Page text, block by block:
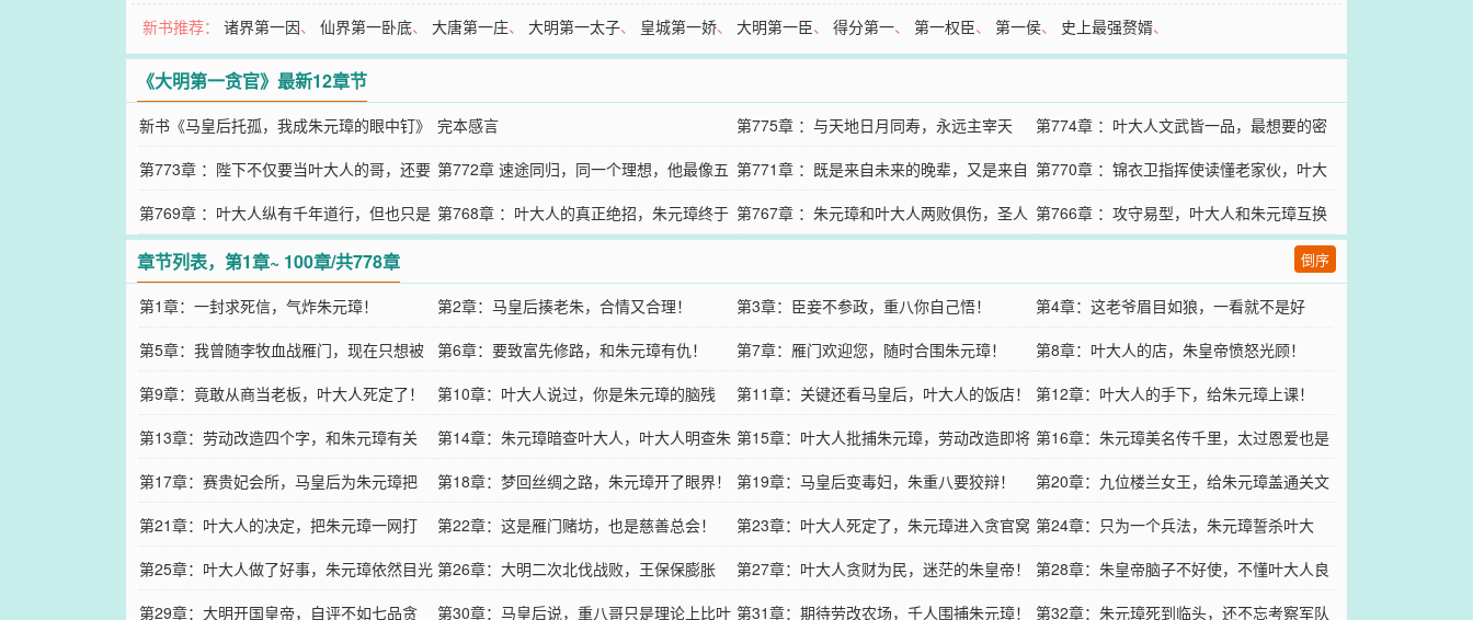
新书推荐：诸界第一因、仙界第一卧底、大唐第一庄、大明第一太子、 皇城第一娇、大明第一臣、得分第一、第一权臣、第一侯、 史上最强赘婿、
《大明第一贪官》最新12章节
新书《马皇后托孤，我成朱元璋的眼中钉》
已发布！
完本感言
第775章 ：与天地日月同寿，永远主宰天
下！
第774章 ：叶大人文武皆一品，最想要的密
诏，还得再做两件事！
第773章 ：陛下不仅要当叶大人的哥，还要
当他的爹！
第772章 速途同归，同一个理想，他最像五
爪金龙的一次！
第771章 ：既是来自未来的晚辈，又是来自
过去的老祖宗，大家有何打算？
第770章 ：锦衣卫指挥使读懂老家伙，叶大
人心虚后退，真相大白！
第769章 ：叶大人纵有千年道行，但也只是
个人，老家人对朱元璋的评价！
第768章 ：叶大人的真正绝招，朱元璋终于 第767章 ：朱元璋和叶大人两败俱伤，圣人 第766章 ：攻守易型，叶大人和朱元璋互换
章节列表，第1章~ 100章/共778章 倒序
第1章：一封求死信，气炸朱元璋！ 第2章：马皇后揍老朱，合情又合理！ 第3章：臣妾不参政，重八你自己悟！
第4章：这老爷眉目如狼，一看就不是好
人！
第5章：我曾随李牧血战雁门，现在只想被
老朱点名诛杀！
第6章：要致富先修路，和朱元璋有仇！ 第7章：雁门欢迎您，随时合围朱元璋！
第8章：叶大人的店，朱皇帝愤怒光顾！
第9章：竟敢从商当老板，叶大人死定了！
第10章：叶大人说过，你是朱元璋的脑残
粉！
第11章：关键还看马皇后，叶大人的饭店！
第12章：叶大人的手下，给朱元璋上课！
第13章：劳动改造四个字，和朱元璋有关
系！
第14章：朱元璋暗查叶大人，叶大人明查朱
元璋！
第15章：叶大人批捕朱元璋，劳动改造即将
开始！
第16章：朱元璋美名传千里，太过恩爱也是
罪！
第17章：赛贵妃会所，马皇后为朱元璋把
风！
第18章：梦回丝绸之路，朱元璋开了眼界！ 第19章：马皇后变毒妇，朱重八要狡辩！
第20章：九位楼兰女王，给朱元璋盖通关文
牒！
第21章：叶大人的决定，把朱元璋一网打
尽！
第22章：这是雁门赌坊，也是慈善总会！
第23章：叶大人死定了，朱元璋进入贪官窝
点！
第24章：只为一个兵法，朱元璋誓杀叶大
人！
第25章：叶大人做了好事，朱元璋依然目光
锋利！
第26章：大明二次北伐战败，王保保膨胀
了！
第27章：叶大人贪财为民，迷茫的朱皇帝！
第28章：朱皇帝脑子不好使，不懂叶大人良
苦用心！
第29章：大明开国皇帝，自评不如七品贪
第30章：马皇后说，重八哥只是理论上比叶 第31章：期待劳改农场，千人围捕朱元璋！
第32章：朱元璋死到临头，还不忘考察军队